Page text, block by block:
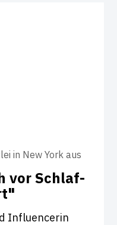
in New York aus
vor Schlaf­
Influencerin